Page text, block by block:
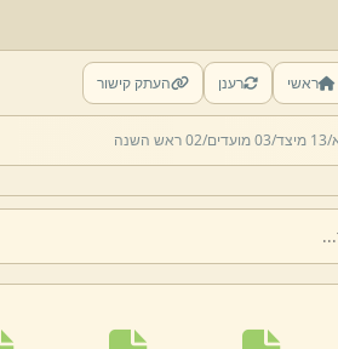
ראשי רענן העתק קישור
13 מיצד/ 03 מועדים/ 02 ראש השנה